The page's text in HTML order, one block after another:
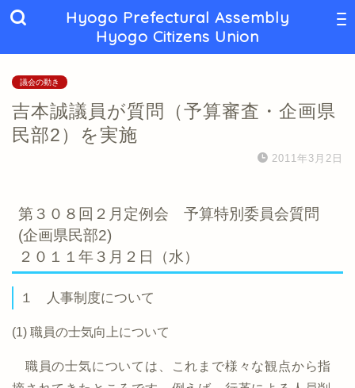
Hyogo Prefectural Assembly
Hyogo Citizens Union
議会の動き
吉本誠議員が質問（予算審査・企画県
民部2）を実施
2011年3月2日
第３０８回２月定例会 予算特別委員会質問
(企画県民部2)
２０１１年３月２日（水）
１ 人事制度について
(1) 職員の士気向上について
職員の士気については、これまで様々な観点から指